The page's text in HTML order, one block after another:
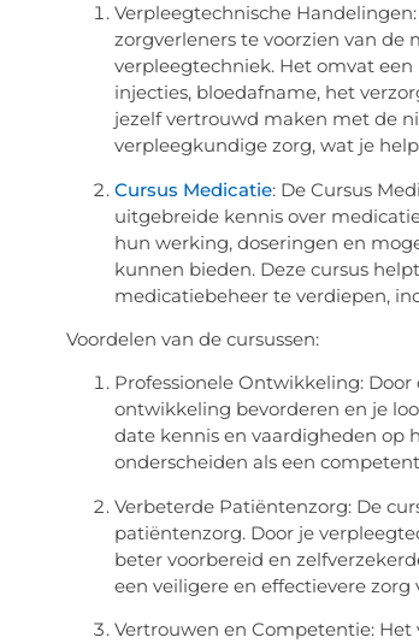
Verpleegtechnische
zorgverleners te voorzien van de
verpleegtechniek. Het omvat
injecties, bloedafname, het
jezelf vertrouwd maken met de
verpleegkundige zorg, wat je
Cursus Medicatie: De Cursus
uitgebreide kennis over
hun werking, doseringen en
kunnen bieden. Deze cursus
medicatiebeheer te verdiepen,
Voordelen van de cursussen:
Professionele Ontwikkeling: Door
ontwikkeling bevorderen en je
date kennis en vaardigheden op
onderscheiden als een
Verbeterde Patiëntenzorg: De
patiëntenzorg. Door je
beter voorbereid en
een veiligere en effectievere zorg
Vertrouwen en Competentie: